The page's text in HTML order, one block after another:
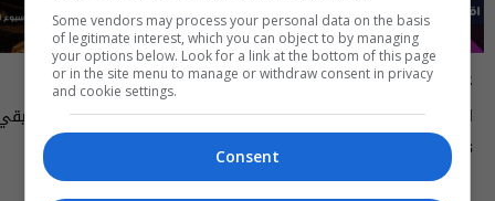
علناً
اقتصاد العراق في عين العاصفة- علناً
م٥ - الحلقة ٨ | الموسم ٥15:30 | 2026-08-06
أسرار الفلك
Some vendors may process your personal data on the basis
of legitimate interest, which you can object to by managing
your options below. Look for a link at the bottom of this page
or in the site menu to manage or withdraw consent in privacy
and cookie settings.
Consent